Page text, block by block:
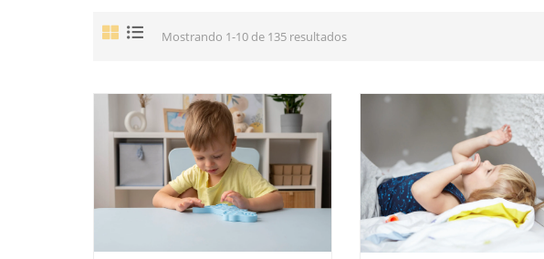
Mostrando 1-10 de 135 resultados